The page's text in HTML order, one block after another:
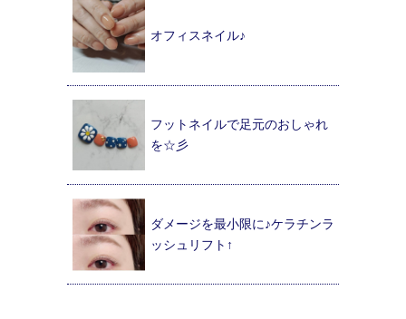
オフィスネイル♪
フットネイルで足元のおしゃれ
を☆彡
ダメージを最小限に♪ケラチンラ
ッシュリフト↑